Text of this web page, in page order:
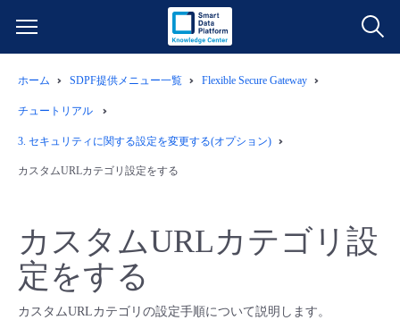
サービス一覧
データ利活用
ネットワーク
IoT
よくある質問
クラウド/サーバー
ネットワーク
料金シミュレーター
データ利活用
ご利用開始ガイド
■ 管理機能
ユースケース
ホーム SDPF提供メニュー一覧 Flexible Secure Gateway
チュートリアル
3. セキュリティに関する設定を変更する(オプション)
カスタムURLカテゴリ設定をする
カスタムURLカテゴリ設
定をする
カスタムURLカテゴリの設定手順について説明します。